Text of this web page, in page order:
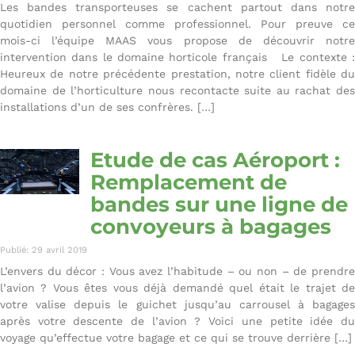
Les bandes transporteuses se cachent partout dans notre
quotidien personnel comme professionnel. Pour preuve ce
mois-ci l’équipe MAAS vous propose de découvrir notre
intervention dans le domaine horticole français Le contexte :
Heureux de notre précédente prestation, notre client fidèle du
domaine de l’horticulture nous recontacte suite au rachat des
installations d’un de ses confrères. […]
Etude de cas Aéroport :
Remplacement de
bandes sur une ligne de
convoyeurs à bagages
Publié: 29 avril 2019
L’envers du décor : Vous avez l’habitude – ou non – de prendre
l’avion ? Vous êtes vous déjà demandé quel était le trajet de
votre valise depuis le guichet jusqu’au carrousel à bagages
après votre descente de l’avion ? Voici une petite idée du
voyage qu’effectue votre bagage et ce qui se trouve derrière […]